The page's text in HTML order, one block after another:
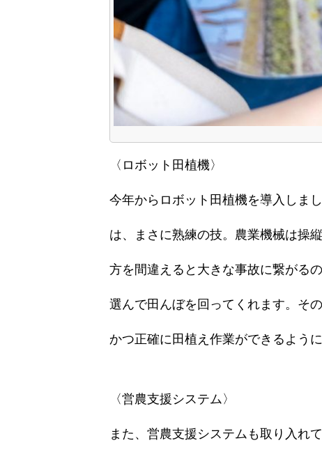
〈ロボット田植機〉
今年からロボット田植機を導入しま
は、まさに熟練の技。農業機械は操
方を間違えると大きな事故に繋がる
選んで田んぼを回ってくれます。そ
かつ正確に田植え作業ができるように
〈営農支援システム〉
また、営農支援システムも取り入れ